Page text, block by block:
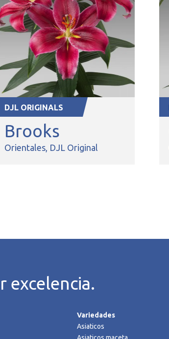
DJL ORIGINALS
Brooks
Orientales DJL Original
excelencia.
Variedades
Asiaticos